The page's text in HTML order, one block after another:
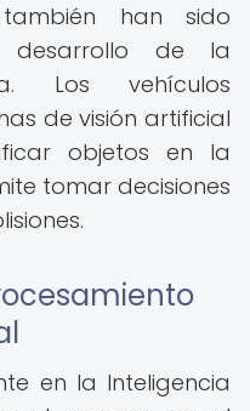
también han sido
desarrollo de la
Los vehículos
de visión artificial
objetos en la
tomar decisiones
en la Inteligencia